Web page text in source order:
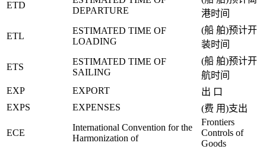
ETD
DEPARTURE
港时间
ETL
ESTIMATED TIME OF
LOADING
(船 舶)预计开
装时间
ETS
ESTIMATED TIME OF
SAILING
(船 舶)预计开
航时间
EXP
EXPORT
出 口
EXPS
EXPENSES (费 用)支出
ECE
International Convention for the
Harmonization of
Frontiers
Controls of
Goods